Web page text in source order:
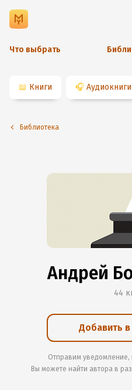
Что выбрать
📖 Книги 🎧 Аудиокниги
Библиотека
Андрей
44
Добавить
Отправим уведомление,
Вы можете найти автора в